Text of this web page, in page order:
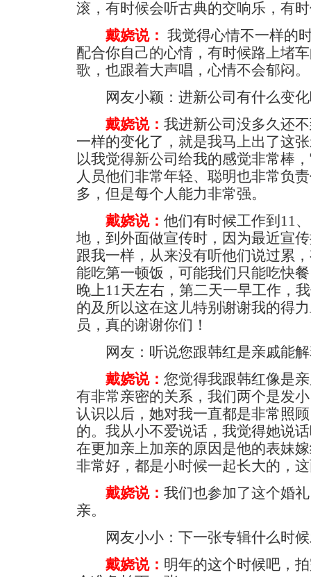
滚，有时候会听古典的交响乐，有
戴娆说： 我觉得心情不一样的
配合你自己的心情，有时候路上堵
歌，也跟着大声唱，心情不会郁闷。
网友小颖：进新公司有什么变化
戴娆说： 我进新公司没多久还
一样的变化了，就是我马上出了这
以我觉得新公司给我的感觉非常棒
人员他们非常年轻、聪明也非常负
多，但是每个人能力非常强。
戴娆说： 他们有时候工作到11
地，到外面做宣传时，因为最近宣
跟我一样，从来没有听他们说过累
能吃第一顿饭，可能我们只能吃快
晚上11天左右，第二天一早工作，
的及所以这在这儿特别谢谢我的得
员，真的谢谢你们！
网友：听说您跟韩红是亲戚能解
戴娆说： 您觉得我跟韩红像是
有非常亲密的关系，我们两个是发
认识以后，她对我一直都是非常照
的。我从小不爱说话，我觉得她说
在更加亲上加亲的原因是他的表妹
非常好，都是小时候一起长大的，
戴娆说： 我们也参加了这个婚
亲。
网友小小：下一张专辑什么时候
戴娆说： 明年的这个时候吧，